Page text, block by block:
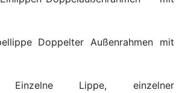
Doppelter Außenrahmen mit
Lippe, einzelner